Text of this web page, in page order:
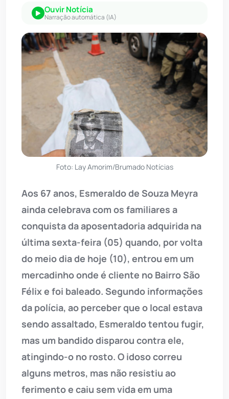
Ouvir Notícia
Narração automática (IA)
Foto: Lay Amorim/Brumado Notícias
Aos 67 anos, Esmeraldo de Souza Meyra
ainda celebrava com os familiares a
conquista da aposentadoria adquirida na
última sexta-feira (05) quando, por volta
do meio dia de hoje (10), entrou em um
mercadinho onde é cliente no Bairro São
Félix e foi baleado. Segundo informações
da polícia, ao perceber que o local estava
sendo assaltado, Esmeraldo tentou fugir,
mas um bandido disparou contra ele,
atingindo-o no rosto. O idoso correu
alguns metros, mas não resistiu ao
ferimento e caiu sem vida em uma